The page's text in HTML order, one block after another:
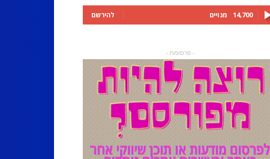
14,700 מנויים להירשם
- פרסומת -